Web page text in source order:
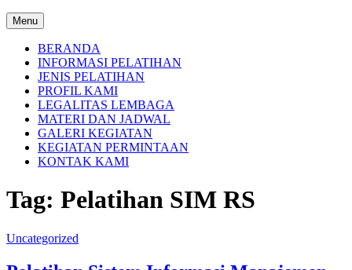
Menu
BERANDA
INFORMASI PELATIHAN
JENIS PELATIHAN
PROFIL KAMI
LEGALITAS LEMBAGA
MATERI DAN JADWAL
GALERI KEGIATAN
KEGIATAN PERMINTAAN
KONTAK KAMI
Tag: Pelatihan SIM RS
Uncategorized